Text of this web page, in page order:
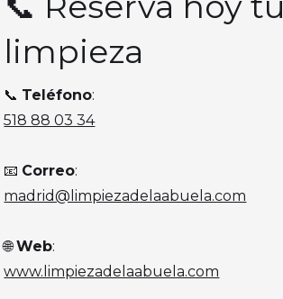
limpieza
📞 Teléfono:
518 88 03 34
📧 Correo:
madrid@limpiezadelaabuela.com
🌐Web:
www.limpiezadelaabuela.com